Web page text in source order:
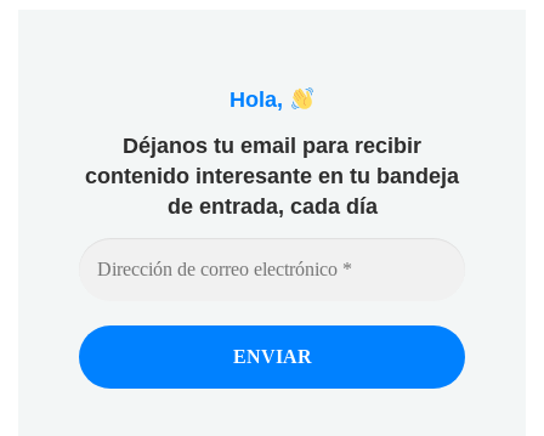
Hola,
Déjanos tu email para recibir
contenido interesante en tu bandeja
de entrada, cada día